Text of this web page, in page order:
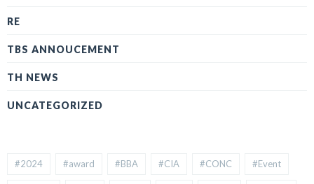
RE
TBS ANNOUCEMENT
TH NEWS
UNCATEGORIZED
#2024 #award #BBA #CIA #CONC #Event